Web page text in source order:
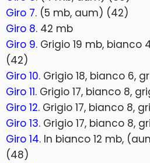
Giro 7. (5 mb, aum) (42)
Giro 8. 42 mb
Giro 9. Grigio 19 mb, bianco
(42)
Giro 10. Grigio 18, bianco 6,
Giro 11. Grigio 17, bianco 8,
Giro 12. Grigio 17, bianco 8,
Giro 13. Grigio 17, bianco 8,
Giro 14. In bianco 12 mb,
(48)